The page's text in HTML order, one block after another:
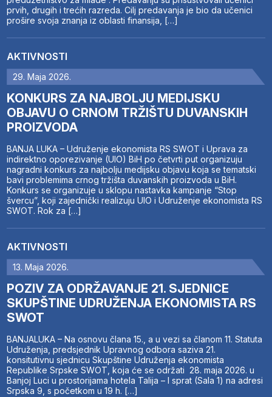
prvih, drugih i trećih razreda. Cilj predavanja je bio da učenici
prošire svoja znanja iz oblasti finansija, […]
AKTIVNOSTI
29. Maja 2026.
KONKURS ZA NAJBOLJU MEDIJSKU
OBJAVU O CRNOM TRŽIŠTU DUVANSKIH
PROIZVODA
BANJA LUKA – Udruženje ekonomista RS SWOT i Uprava za
indirektno oporezivanje (UIO) BiH po četvrti put organizuju
nagradni konkurs za najbolju medijsku objavu koja se tematski
bavi problemima crnog tržišta duvanskih proizvoda u BiH.
Konkurs se organizuje u sklopu nastavka kampanje “Stop
švercu”, koji zajednički realizuju UIO i Udruženje ekonomista RS
SWOT. Rok za […]
AKTIVNOSTI
13. Maja 2026.
POZIV ZA ODRŽAVANJE 21. SJEDNICE
SKUPŠTINE UDRUŽENJA EKONOMISTA RS
SWOT
BANJALUKA – Na osnovu člana 15., a u vezi sa članom 11. Statuta
Udruženja, predsjednik Upravnog odbora saziva 21.
konsitutivnu sjednicu Skupštine Udruženja ekonomista
Republike Srpske SWOT, koja će se održati 28. maja 2026. u
Banjoj Luci u prostorijama hotela Talija – I sprat (Sala 1) na adresi
Srpska 9, s početkom u 19 h. […]